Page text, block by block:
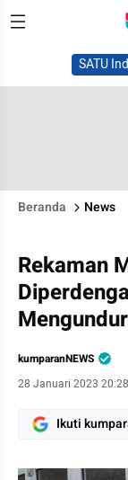
SATU
Beranda News
Rekaman
kumparanNEWS
28 Januari 2023
Ikuti